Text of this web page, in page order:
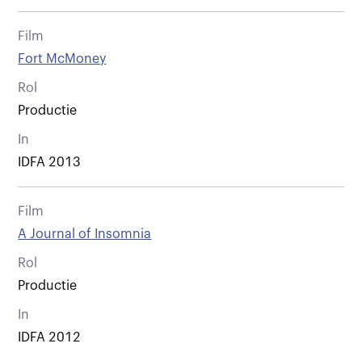
Film
Fort McMoney
Rol
Productie
In
IDFA 2013
Film
A Journal of Insomnia
Rol
Productie
In
IDFA 2012